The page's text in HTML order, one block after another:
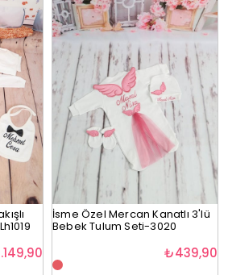
İsme Özel Mercan Kanatlı 3'lü
Bebek Tulum Seti-3020
₺439,90